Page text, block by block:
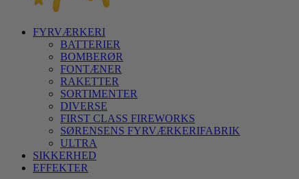
FYRVÆRKERI
BATTERIER
BOMBERØR
FONTÆNER
RAKETTER
SORTIMENTER
DIVERSE
FIRST CLASS FIREWORKS
SØRENSENS FYRVÆRKERIFABRIK
ULTRA
SIKKERHED
EFFEKTER